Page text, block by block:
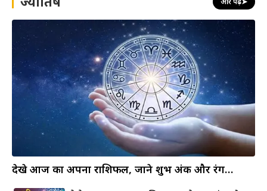
देखे आज का अपना राशिफल, जाने शुभ अंक और रंग…